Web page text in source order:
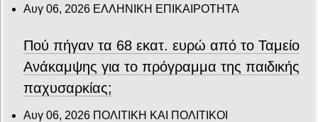
Αυγ 06, 2026 ΕΛΛΗΝΙΚΗ ΕΠΙΚΑΙΡΟΤΗΤΑ
Πού πήγαν τα 68 εκατ. ευρώ από το Ταμείο
Ανάκαμψης για το πρόγραμμα της παιδικής
παχυσαρκίας;
Αυγ 06, 2026 ΠΟΛΙΤΙΚΗ ΚΑΙ ΠΟΛΙΤΙΚΟΙ